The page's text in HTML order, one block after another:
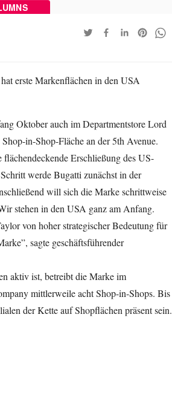
erste Markenflächen in den USA
Oktober auch im Departmentstore Lord
in-Shop-Fläche an der 5th Avenue.
Erschließung des US-
werde Bugatti zunächst in der
will sich die Marke schrittweise
stehen in den USA ganz am Anfang.
von hoher strategischer Bedeutung für
sagte geschäftsführender
aktiv ist, betreibt die Marke im
mittlerweile acht Shop-in-Shops. Bis
der Kette auf Shopflächen präsent sein.